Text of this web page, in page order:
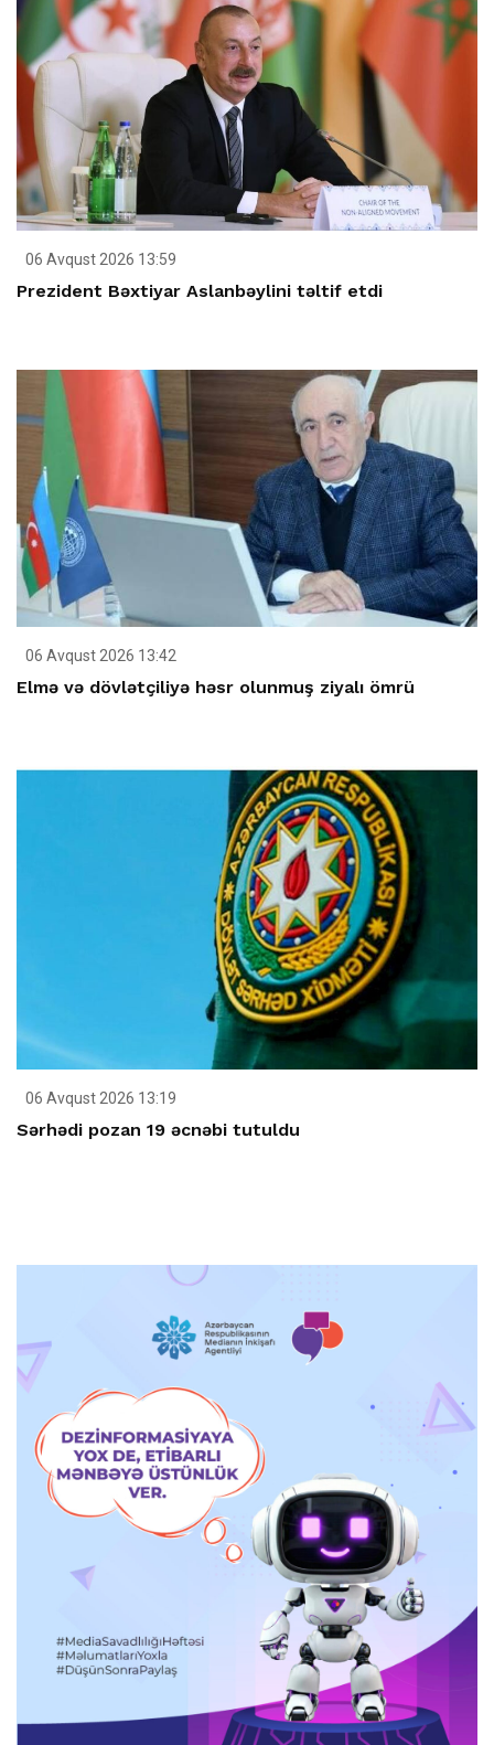
06 Avqust 2026 13:59
Prezident Bəxtiyar Aslanbəylini təltif etdi
06 Avqust 2026 13:42
Elmə və dövlətçiliyə həsr olunmuş ziyalı ömrü
06 Avqust 2026 13:19
Sərhədi pozan 19 əcnəbi tutuldu